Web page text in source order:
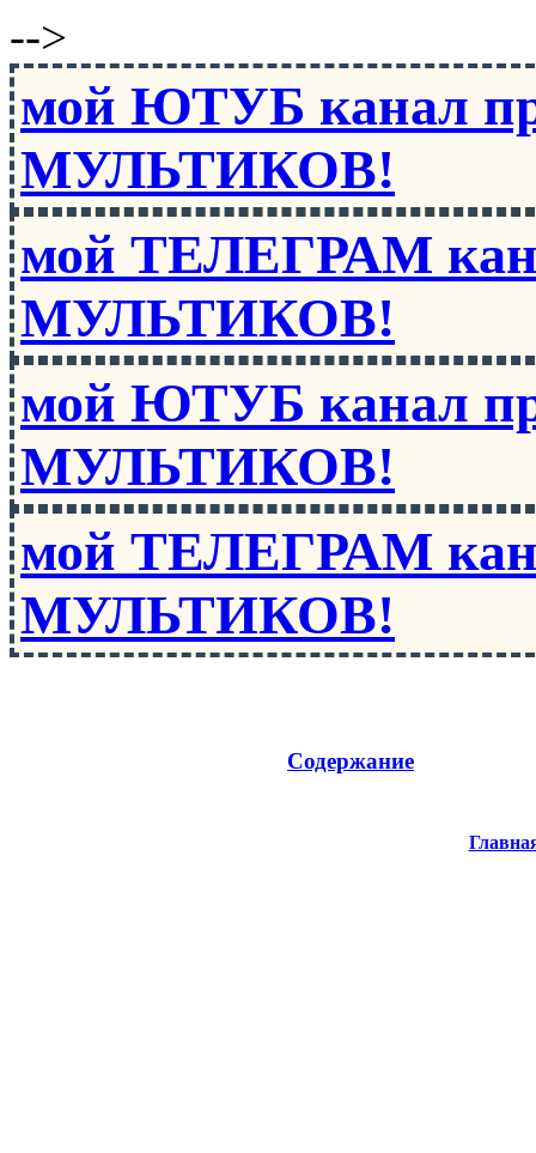
-->
мой ЮТУБ канал
МУЛЬТИКОВ!
мой ТЕЛЕГРАМ
МУЛЬТИКОВ!
мой ЮТУБ канал
МУЛЬТИКОВ!
мой ТЕЛЕГРАМ
МУЛЬТИКОВ!
Содержание